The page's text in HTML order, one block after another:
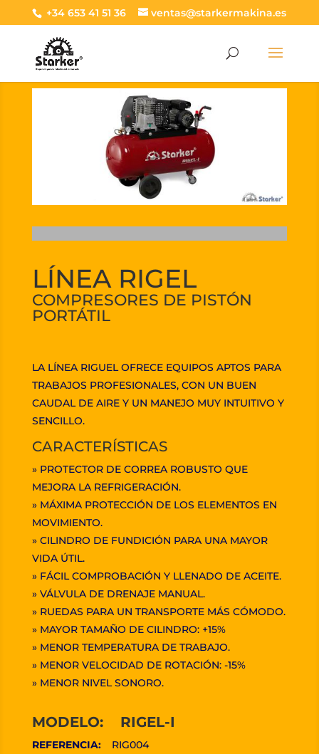
+34 653 41 51 36 ventas@starkermakina.es
LÍNEA RIGEL
COMPRESORES DE PISTÓN
PORTÁTIL
LA LÍNEA RIGUEL OFRECE EQUIPOS APTOS PARA
TRABAJOS PROFESIONALES, CON UN BUEN
CAUDAL DE AIRE Y UN MANEJO MUY INTUITIVO Y
SENCILLO.
CARACTERÍSTICAS
» PROTECTOR DE CORREA ROBUSTO QUE
MEJORA LA REFRIGERACIÓN.
» MÁXIMA PROTECCIÓN DE LOS ELEMENTOS EN
MOVIMIENTO.
» CILINDRO DE FUNDICIÓN PARA UNA MAYOR
VIDA ÚTIL.
» FÁCIL COMPROBACIÓN Y LLENADO DE ACEITE.
» VÁLVULA DE DRENAJE MANUAL.
» RUEDAS PARA UN TRANSPORTE MÁS CÓMODO.
» MAYOR TAMAÑO DE CILINDRO: +15%
» MENOR TEMPERATURA DE TRABAJO.
» MENOR VELOCIDAD DE ROTACIÓN: -15%
» MENOR NIVEL SONORO.
MODELO: RIGEL-I
REFERENCIA:
RIG004